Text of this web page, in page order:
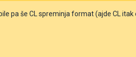
pa še CL spreminja format (ajde CL